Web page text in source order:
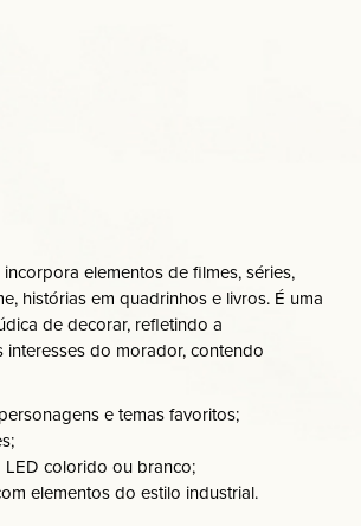
elementos de filmes, séries,
histórias em quadrinhos e livros. É uma
de decorar, refletindo a
do morador, contendo
e temas favoritos;
LED colorido ou branco;
elementos do estilo industrial.